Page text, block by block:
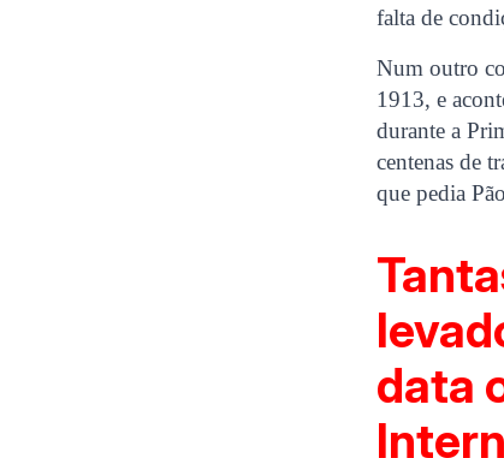
falta de
Num outro
1913, e
durante a
centenas de
que pedia
data